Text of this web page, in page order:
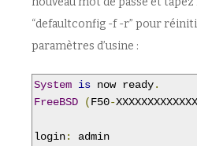
“defaultconfig -f -r” pour
paramètres d’usine :
System is now ready.
FreeBSD
(F50-
login:
admin